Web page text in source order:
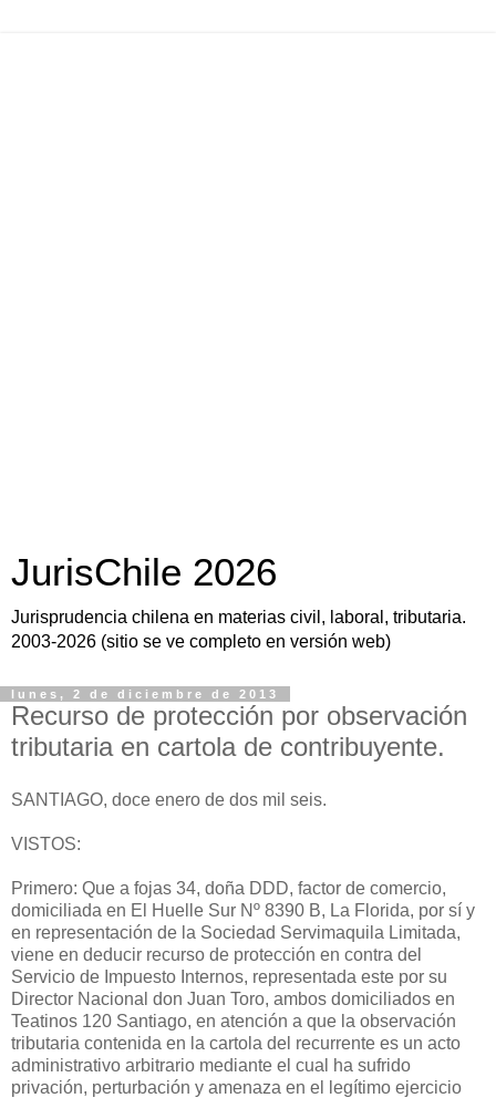
JurisChile 2026
Jurisprudencia chilena en materias civil, laboral, tributaria.
2003-2026 (sitio se ve completo en versión web)
lunes, 2 de diciembre de 2013
Recurso de protección por observación
tributaria en cartola de contribuyente.
SANTIAGO, doce enero de dos mil seis.
VISTOS:
Primero: Que a fojas 34, doña DDD, factor de comercio,
domiciliada en El Huelle Sur Nº 8390 B, La Florida, por sí y
en representación de la Sociedad Servimaquila Limitada,
viene en deducir recurso de protección en contra del
Servicio de Impuesto Internos, representada este por su
Director Nacional don Juan Toro, ambos domiciliados en
Teatinos 120 Santiago, en atención a que la observación
tributaria contenida en la cartola del recurrente es un acto
administrativo arbitrario mediante el cual ha sufrido
privación, perturbación y amenaza en el legítimo ejercicio